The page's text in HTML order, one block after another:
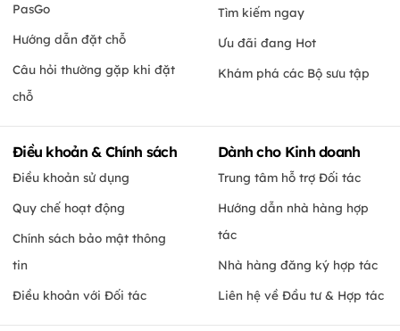
PasGo
Hướng dẫn đặt chỗ
Câu hỏi thường gặp khi đặt
chỗ
Tìm kiếm ngay
Ưu đãi đang Hot
Khám phá các Bộ sưu tập
Điều khoản & Chính sách
Điều khoản sử dụng
Quy chế hoạt động
Chính sách bảo mật thông
tin
Điều khoản với Đối tác
Dành cho Kinh doanh
Trung tâm hỗ trợ Đối tác
Hướng dẫn nhà hàng hợp
tác
Nhà hàng đăng ký hợp tác
Liên hệ về Đầu tư & Hợp tác